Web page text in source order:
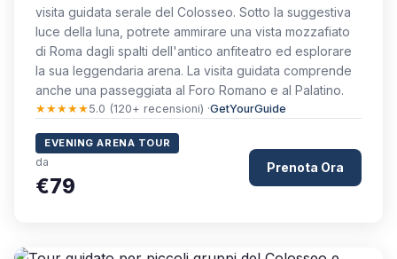
visita guidata serale del Colosseo. Sotto la suggestiva
luce della luna, potrete ammirare una vista mozzafiato
di Roma dagli spalti dell'antico anfiteatro ed esplorare
la sua leggendaria arena. La visita guidata comprende
anche una passeggiata al Foro Romano e al Palatino.
★★★★★5.0 (120+ recensioni) ·GetYourGuide
EVENING ARENA TOUR
da
€79
Prenota Ora